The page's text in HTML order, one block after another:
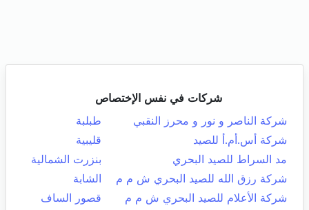
شركات في نفس الإختصاص
شركة الناصر و نور و محرز النقبي
طبلبة
شركة أس.أم.أ للصيد
قليبية
مد السراط للصيد البحري
بنزرت الشمالية
شركة رزق الله للصيد البحري ش م م
الشابة
شركة الأعلام للصيد البحري ش م م
قصور الساف